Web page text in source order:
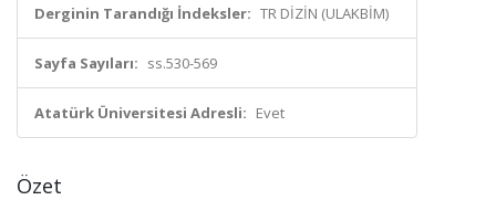
Derginin Tarandığı İndeksler: TR DİZİN (ULAKBİM)
Sayfa Sayıları: ss.530-569
Atatürk Üniversitesi Adresli: Evet
Özet